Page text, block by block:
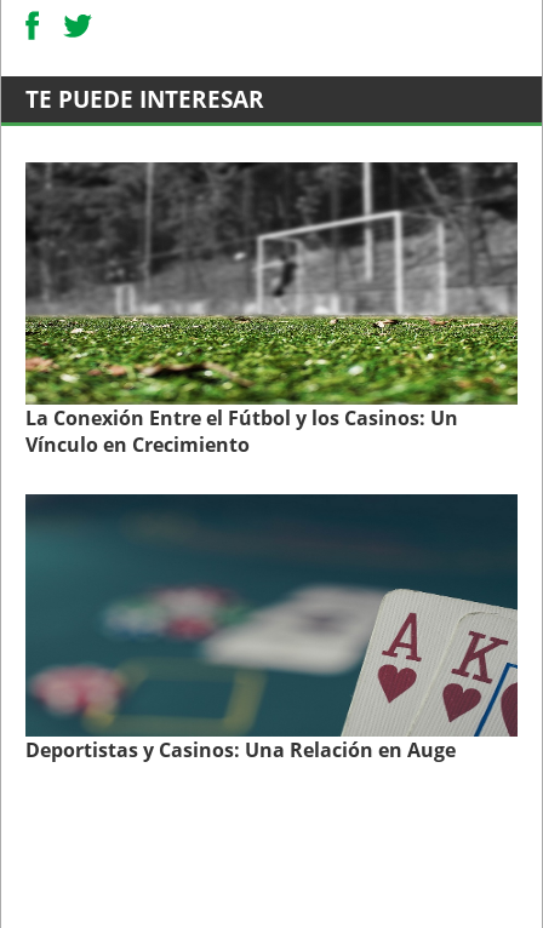
TE PUEDE INTERESAR
La Conexión Entre el Fútbol y los Casinos: Un
Vínculo en Crecimiento
Deportistas y Casinos: Una Relación en Auge